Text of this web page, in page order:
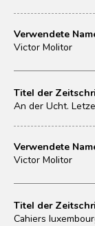
Verwendete
Victor Molitor
Titel der
An der Ucht.
Verwendete
Victor Molitor
Titel der
Cahiers